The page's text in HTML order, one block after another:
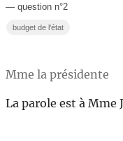
— question n°2
budget de l'état
Mme la présidente
La parole est à Mme